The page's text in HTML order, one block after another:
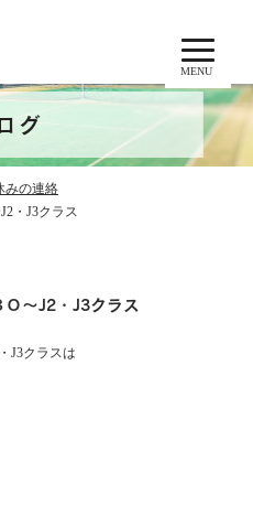
MENU
グ
みの連絡
・J3クラス
〜J2・J3クラス
J3クラスは